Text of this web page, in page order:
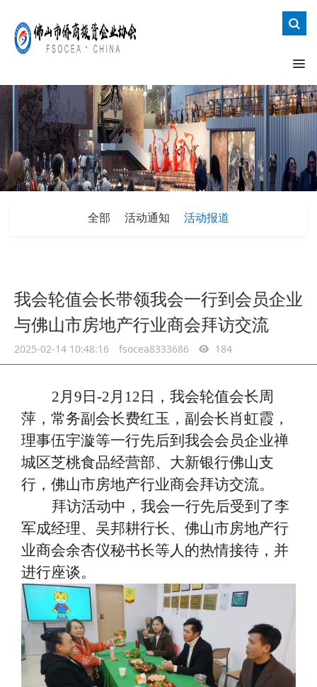
全部 活动通知 活动报道
我会轮值会长带领我会一行到会员企业
与佛山市房地产行业商会拜访交流
2025-02-14 10:48:16 fsocea8333686 184
2月9日-2月12日， 我会轮值会长周
萍，常务副会长费红玉，副会长肖虹霞，
理事伍宇漩等一行先后到我会会员企业禅
城区芝桃食品经营部、大新银行佛山支
行，佛山市房地产行业商会拜访交流。
拜访活动中，我会一行先后受到了李
军成经理、吴邦耕行长、佛山市房地产行
业商会余杏仪秘书长等人的热情接待，并
进行座谈。